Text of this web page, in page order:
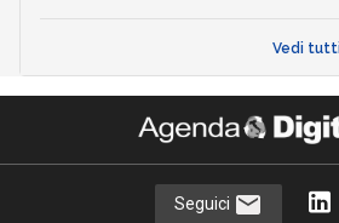
Vedi
Seguici